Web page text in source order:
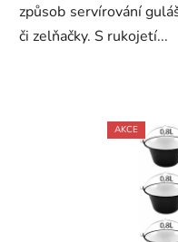
způsob servírování
či zelňačky. S rukojetí...
AKCE